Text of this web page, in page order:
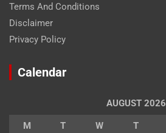
Terms And Conditions
Disclaimer
Privacy Policy
Calendar
AUGUST 2026
M T W T